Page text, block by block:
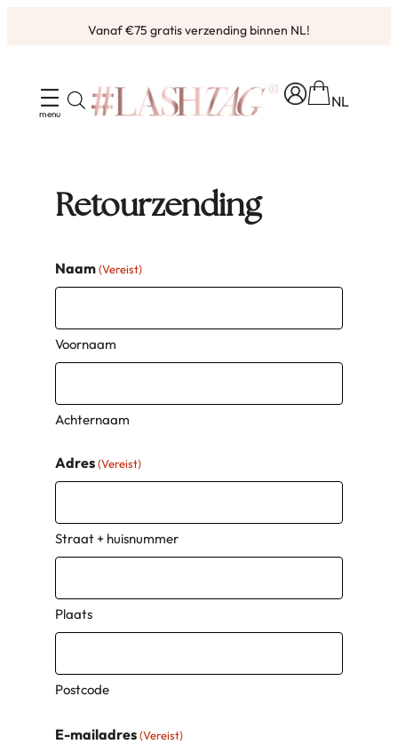
inhoud
Vanaf €75 gratis verzending binnen NL!
NL
Retourzending
Naam (Vereist)
Voornaam
Achternaam
Adres (Vereist)
Straat + huisnummer
Plaats
Postcode
E-mailadres (Vereist)